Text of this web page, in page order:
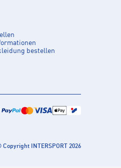
bestellen
Copyright INTERSPORT 2026